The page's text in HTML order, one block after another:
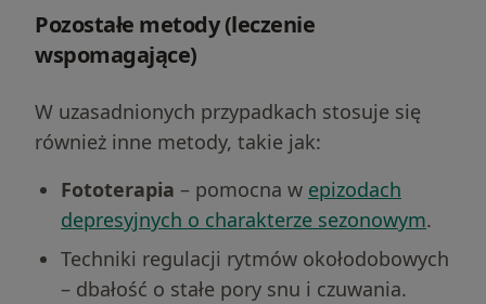
Pozostałe metody (leczenie
wspomagające)
W uzasadnionych przypadkach stosuje się
również inne metody, takie jak:
Fototerapia – pomocna w epizodach
depresyjnych o charakterze sezonowym.
Techniki regulacji rytmów okołodobowych
– dbałość o stałe pory snu i czuwania.